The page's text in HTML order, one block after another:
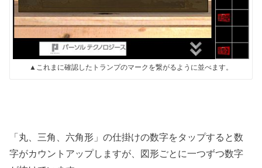
▲これまに確認したトランプのマークを繋がるように並べます。
「丸、三角、六角形」の仕掛けの数字をタップすると数
字がカウントアップしますが、図形ごとに一つずつ数字